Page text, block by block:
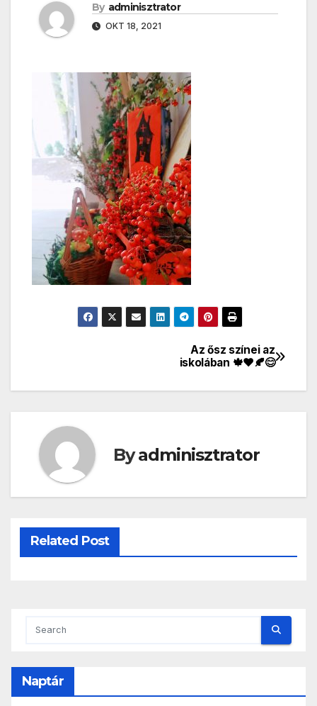
By adminisztrator
OKT 18, 2021
navigáció
Az ősz színei az
iskolában 🍁❤🍂😊
Byadminisztrator
Related Post
Naptár